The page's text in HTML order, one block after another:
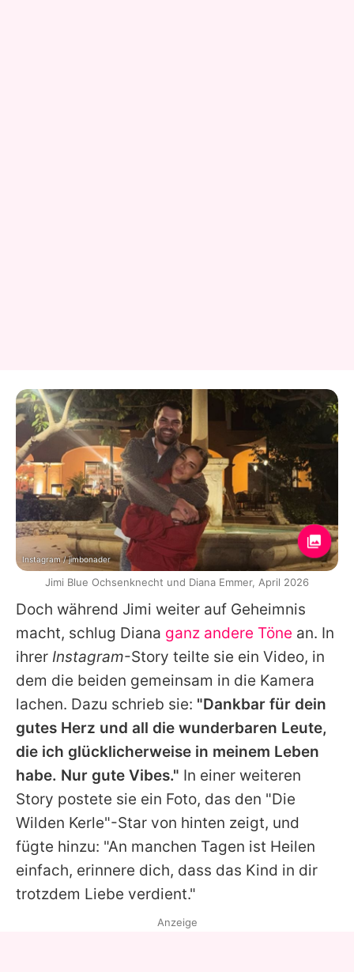
Doch während Jimi weiter auf Geheimnis
macht, schlug Diana ganz andere Töne an. In
ihrer Instagram-Story teilte sie ein Video, in
dem die beiden gemeinsam in die Kamera
lachen. Dazu schrieb sie: "Dankbar für dein
gutes Herz und all die wunderbaren Leute,
die ich glücklicherweise in meinem Leben
habe. Nur gute Vibes." In einer weiteren
Story postete sie ein Foto, das den "Die
Wilden Kerle"-Star von hinten zeigt, und
fügte hinzu: "An manchen Tagen ist Heilen
einfach, erinnere dich, dass das Kind in dir
trotzdem Liebe verdient."
Instagram / jimbonader
Jimi Blue Ochsenknecht und Diana Emmer, April 2026
Anzeige